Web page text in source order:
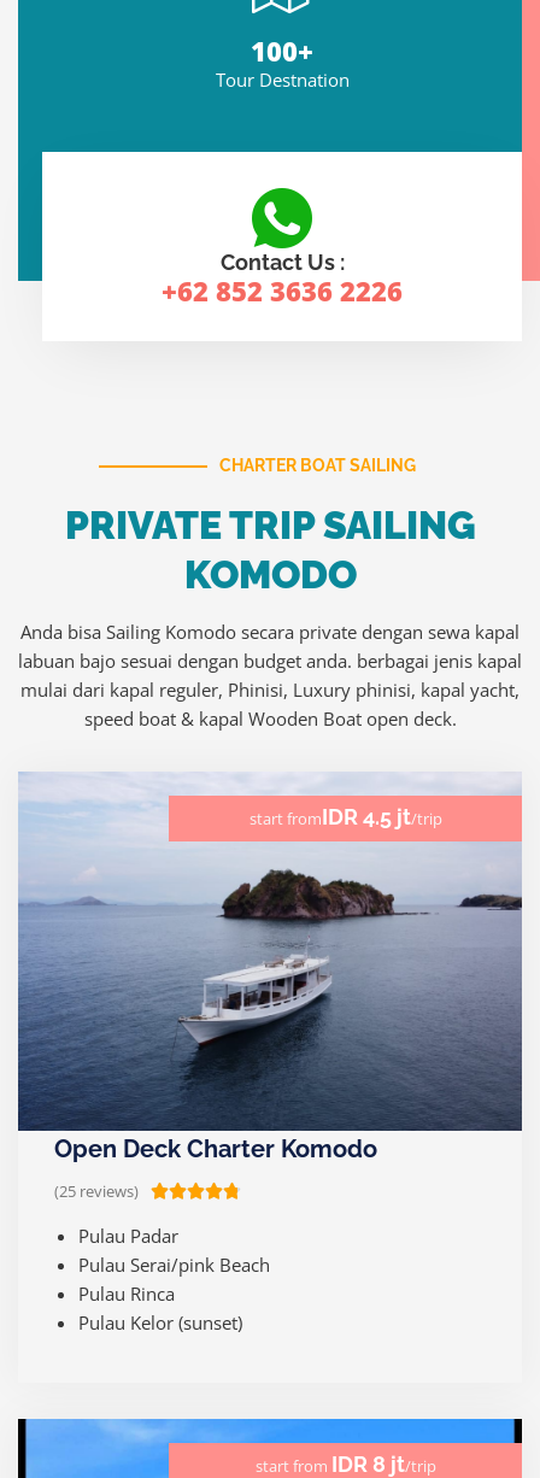
Tour Destnation
100+
Contact Us :
+62 852 3636 2226
CHARTER BOAT SAILING
PRIVATE TRIP SAILING
KOMODO
Anda bisa Sailing Komodo secara private dengan sewa kapal
labuan bajo sesuai dengan budget anda. berbagai jenis kapal
mulai dari kapal reguler, Phinisi, Luxury phinisi, kapal yacht,
speed boat & kapal Wooden Boat open deck.
start fromIDR 4.5 jt/trip
Open Deck Charter Komodo
(25 reviews) 
e
4
o
Pulau Padar
Pulau Serai/pink Beach
Pulau Rinca
Pulau Kelor (sunset)
start from IDR 8 jt/trip